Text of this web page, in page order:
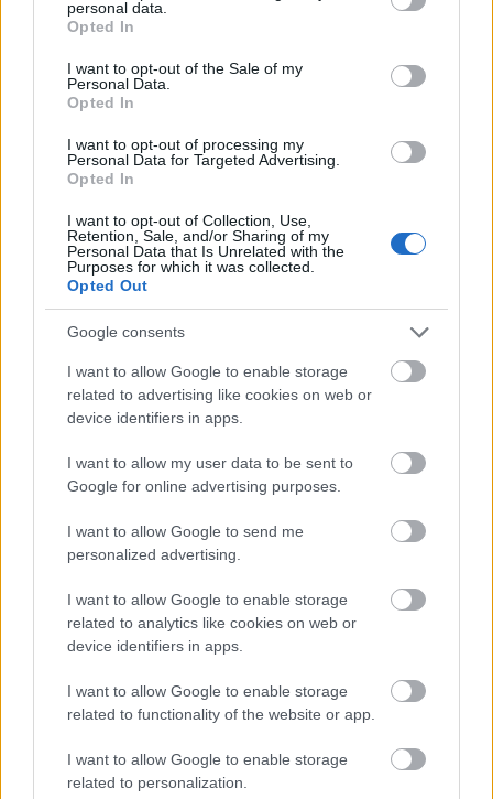
grant or deny consent to Google and its third-party tags to
use your data for below specified purposes in below Google
consent section.
personal data.
Opted In
I want to opt-out of the Sale of my
Personal Data.
Opted In
I want to opt-out of processing my
Personal Data for Targeted Advertising.
Opted In
I want to opt-out of Collection, Use,
Retention, Sale, and/or Sharing of my
Personal Data that Is Unrelated with the
Purposes for which it was collected.
Opted Out
Google consents
I want to allow Google to enable storage
related to advertising like cookies on web or
device identifiers in apps.
I want to allow my user data to be sent to
Google for online advertising purposes.
I want to allow Google to send me
personalized advertising.
I want to allow Google to enable storage
related to analytics like cookies on web or
device identifiers in apps.
I want to allow Google to enable storage
related to functionality of the website or app.
I want to allow Google to enable storage
related to personalization.
Videó Film Fotó Díjak Fiatalok Borsi Flóra
VÁLHATTÁL VOLNA?
TERMÉSZETFELETTI ERŐK ÉS ELFELEDETT